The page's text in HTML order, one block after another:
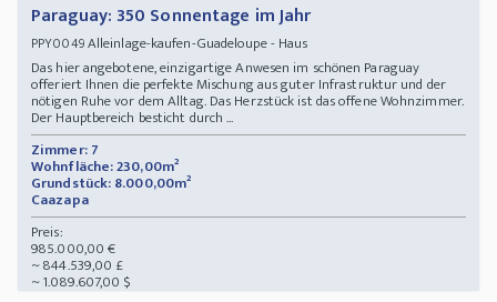
Paraguay: 350 Sonnentage im Jahr
PPY0049Alleinlage-kaufen-Guadeloupe - Haus
Das hier angebotene, einzigartige Anwesen im schönen Paraguay
offeriert Ihnen die perfekte Mischung aus guter Infrastruktur und der
nötigen Ruhe vor dem Alltag. Das Herzstück ist das offene Wohnzimmer.
Der Hauptbereich besticht durch ...
Zimmer: 7
Wohnfläche: 230,00m²
Grundstück: 8.000,00m²
Caazapa
Preis:
985.000,00 €
~ 844.539,00 £
~ 1.089.607,00 $